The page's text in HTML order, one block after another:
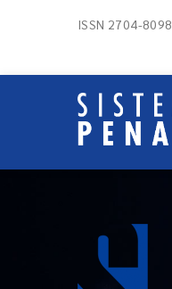
ISSN 2704-8098